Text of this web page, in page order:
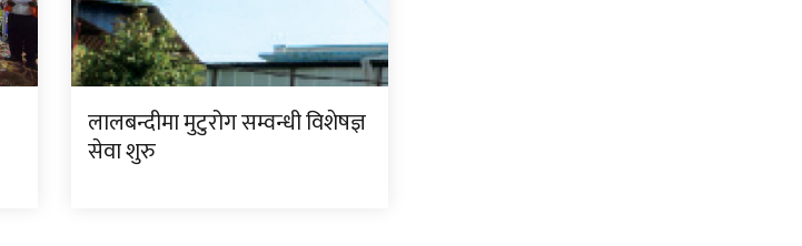
लालबन्दीमा मुटुरोग सम्वन्धी विशेषज्ञ
सेवा शुरु